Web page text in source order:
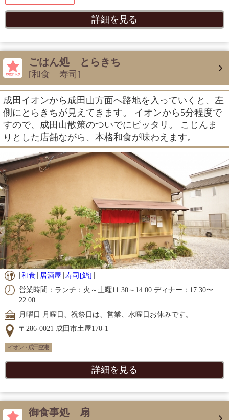
詳細を見る
ごはん処 とらきち
[和食 寿司]
成田イオンから成田山方面へ路地を入っていくと、左
側にとらきちが見えてきます。 イオンから5分程度で
すので、成田山散策のついでにピッタリ。 こじんま
りとした店舗ながら、本格和食が味わえます。
和食 居酒屋 寿司[鮨]
営業時間：ランチ：火～土曜11:30～14:00 ディナー：17:30〜
22:00
月曜日 月曜日、祝祭日は、営業、水曜日お休みです。
〒286-0021 成田市土屋170-1
イオン・成田空港
詳細を見る
御食事処 扇